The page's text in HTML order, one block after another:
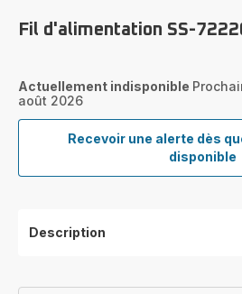
Fil d'alimentation SS-
Actuellement indisponible
août 2026
Recevoir une alerte dès
disponible
Fil
Description